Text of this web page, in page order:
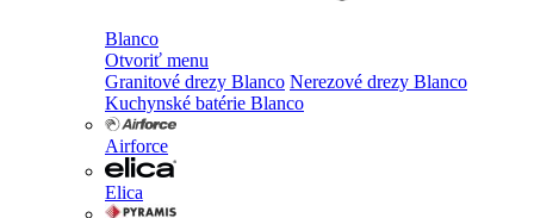
Blanco
Otvoriť menu
Granitové drezy Blanco Nerezové drezy Blanco
Kuchynské batérie Blanco
Airforce
Elica